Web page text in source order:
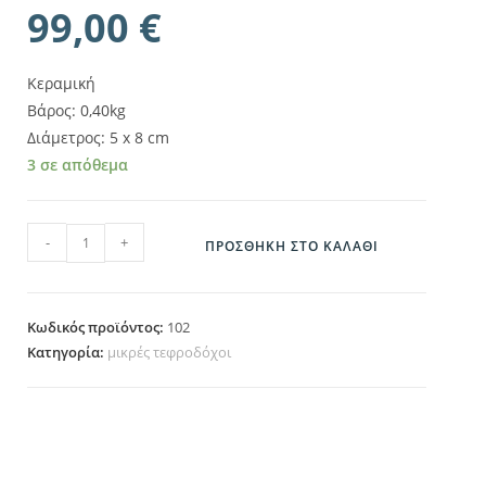
99,00 €
Κεραμική
Βάρος: 0,40kg
Διάμετρος: 5 x 8 cm
3 σε απόθεμα
102 ποσότητα
- + ΠΡΟΣΘΉΚΗ ΣΤΟ ΚΑΛΆΘΙ
Κωδικός προϊόντος: 102
Κατηγορία: μικρές τεφροδόχοι